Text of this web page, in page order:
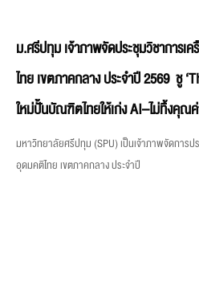
ม.ศรีปทุม เจ้าภาพจัดประชุมวิชากา
ไทย เขตภาคกลาง ประจำปี 2569 ชู
ใหม่ปั้นบัณฑิตไทยให้เก่ง AI–ไม่ทิ้งคุณ
มหาวิทยาลัยศรีปทุม (SPU) เป็นเจ้าภาพจัดกา
อุดมคติไทย เขตภาคกลาง ประจำปี